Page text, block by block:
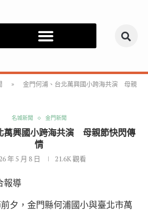
»
金門何浦、台北萬興國小跨海共演 母親
名城新聞 金門新聞
萬興國小跨海共演 母親節快閃傳
情
年 5 月 8 日 21.6K觀看
報導
夕，金門縣何浦國小與臺北市萬